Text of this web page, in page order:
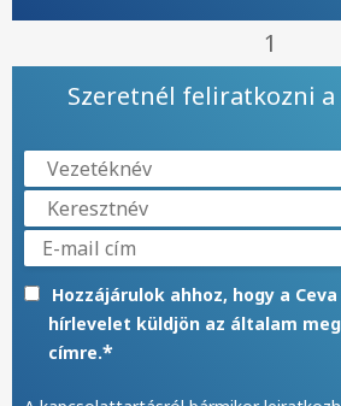
1
Szeretnél feliratkozni
Hozzájárulok ahhoz, hogy a
hírlevelet küldjön az általam
címre.*